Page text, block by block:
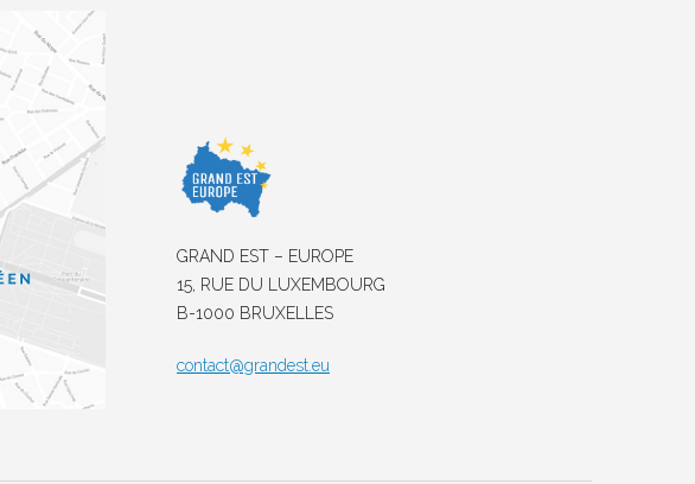
GRAND EST – EUROPE
15, RUE DU LUXEMBOURG
B-1000 BRUXELLES
contact@grandest.eu